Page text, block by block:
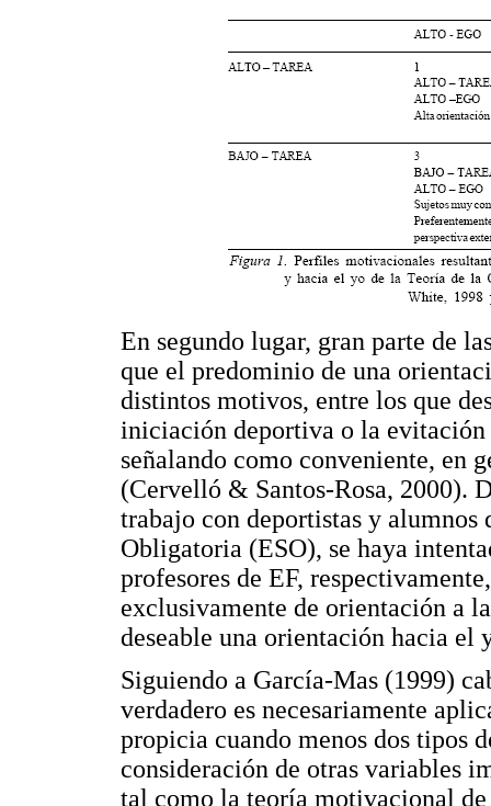
En segundo lugar, gran parte de
que el predominio de una
distintos motivos, entre los que
iniciación deportiva o la
señalando como conveniente, en
(Cervelló & Santos-Rosa, 2000).
trabajo con deportistas y alumnos
Obligatoria (ESO), se haya
profesores de EF,
exclusivamente de orientación a
deseable una orientación hacia el
Siguiendo a García-Mas (1999)
verdadero es necesariamente
propicia cuando menos dos tipos
consideración de otras variables
tal como la teoría motivacional